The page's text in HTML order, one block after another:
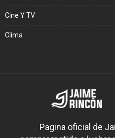
Cine Y TV
Clima
Pagina oficial de